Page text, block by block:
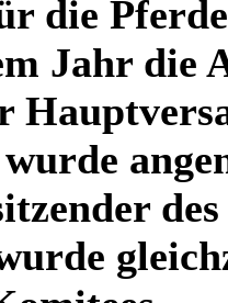
die
Jahr die